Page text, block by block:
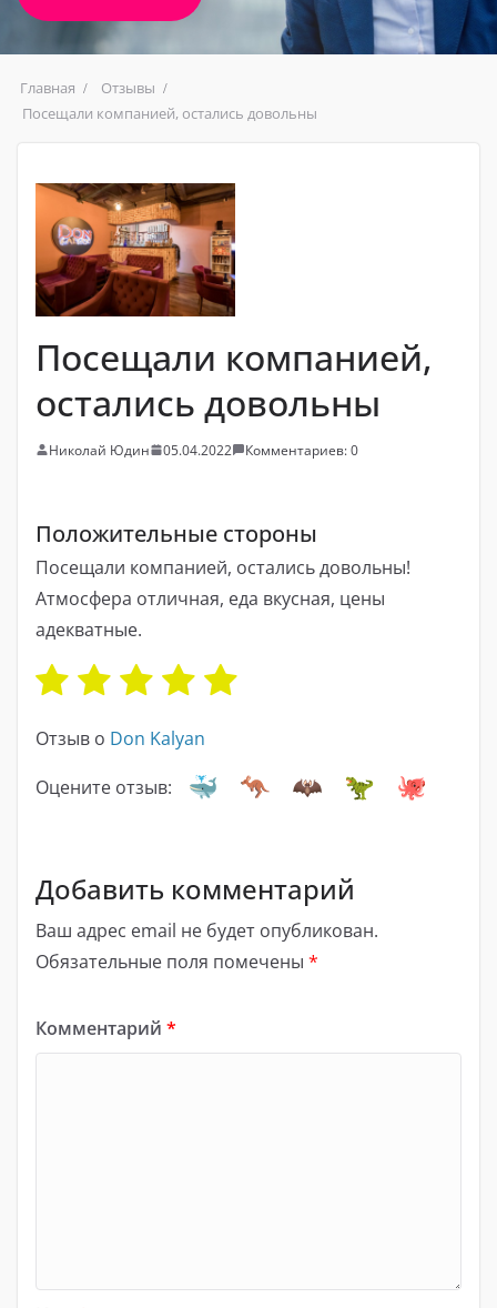
Главная
Отзывы
Посещали компанией, остались довольны
Посещали компанией,
остались довольны
Николай Юдин 05.04.2022 Комментариев: 0
Положительные стороны
Посещали компанией, остались довольны!
Атмосфера отличная, еда вкусная, цены
адекватные.
Отзыв о Don Kalyan
Оцените отзыв:
Добавить комментарий
Ваш адрес email не будет опубликован.
Обязательные поля помечены *
Комментарий *